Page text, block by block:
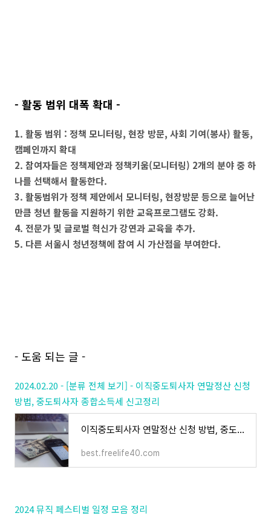
- 활동 범위 대폭 확대 -
1. 활동 범위 : 정책 모니터링, 현장 방문, 사회 기여(봉사) 활동,
캠페인까지 확대
2. 참여자들은 정책제안과 정책키움(모니터링) 2개의 분야 중 하
나를 선택해서 활동한다.
3. 활동범위가 정책 제안에서 모니터링, 현장방문 등으로 늘어난
만큼 청년 활동을 지원하기 위한 교육프로그램도 강화.
4. 전문가 및 글로벌 혁신가 강연과 교육을 추가.
5. 다른 서울시 청년정책에 참여 시 가산점을 부여한다.
- 도움 되는 글 -
2024.02.20 - [분류 전체 보기] - 이직중도퇴사자 연말정산 신청
방법, 중도퇴사자 종합소득세 신고정리
이직중도퇴사자 연말정산 신청 방법, 중도퇴사자 종합소득세 신고정리
best.freelife40.com
2024 뮤직 페스티벌 일정 모음 정리